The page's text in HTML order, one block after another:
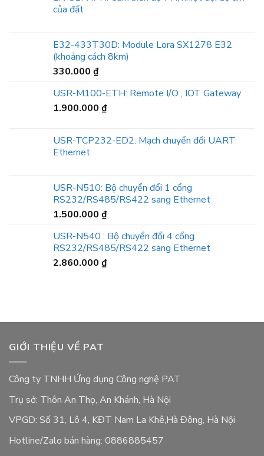
của đất
E32-433T30D: Module Lora SX1278 E32
(khoảng cách 8km)
330.000 ₫
USR-M100-ETH: Remote I/O , IOT Gateway
1.900.000 ₫
USR-TCP232-ED2: Mạch chuyển đổi UART
Ethernet
USR-N510: Bộ chuyển đổi 1 cổng
RS232/RS485/RS422 sang Ethernet
1.500.000 ₫
USR-N540 : Bộ chuyển đổi 4 cổng
RS232/RS485/RS422 sang Ethernet
2.860.000 ₫
GIỚI THIỆU VỀ PAT
Công ty TNHH Ứng dụng Công nghệ PAT
Trụ sở: Thôn An Thọ, An Khánh, Hà Nội
VPGD: Số 31, Lô 4, KĐT Nam La Khê,Hà Đông, Hà Nội
Hotline/Zalo bán hàng: 0886885457